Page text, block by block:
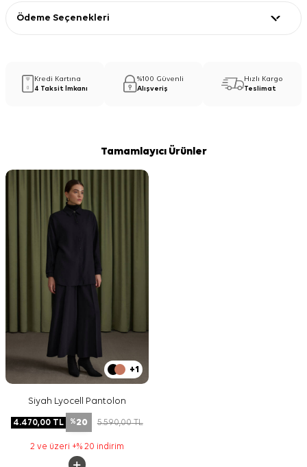
Ödeme Seçenekleri
Kredi Kartına
4 Taksit İmkanı
%100 Güvenli
Alışveriş
Hızlı Kargo
Teslimat
Tamamlayıcı Ürünler
+1
Siyah Lyocell Pantolon
4.470,00TL %20 5.590,00TL
2 ve üzeri +% 20 indirim